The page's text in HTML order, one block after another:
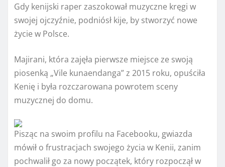
Gdy kenijski raper zaszokował muzyczne kręgi w
swojej ojczyźnie, podniósł kije, by stworzyć nowe
życie w Polsce.
Majirani, która zajęła pierwsze miejsce ze swoją
piosenką „Vile kunaendanga” z 2015 roku, opuściła
Kenię i była rozczarowana powrotem sceny
muzycznej do domu.
Pisząc na swoim profilu na Facebooku, gwiazda
mówił o frustracjach swojego życia w Kenii, zanim
pochwalił go za nowy początek, który rozpoczął w